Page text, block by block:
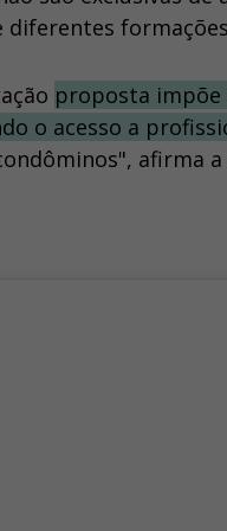
proposta
o acesso a
afirma